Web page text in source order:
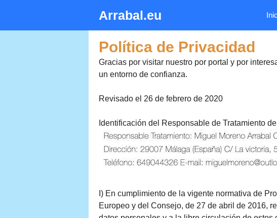
contenido
Arrabal.eu
Política de Privacidad
Gracias por visitar nuestro por portal y por
un entorno de confianza.
Revisado el 26 de febrero de 2020
Identificación del Responsable de Tratamiento
I) En cumplimiento de la vigente normativa de
Europeo y del Consejo, de 27 de abril de 2016,